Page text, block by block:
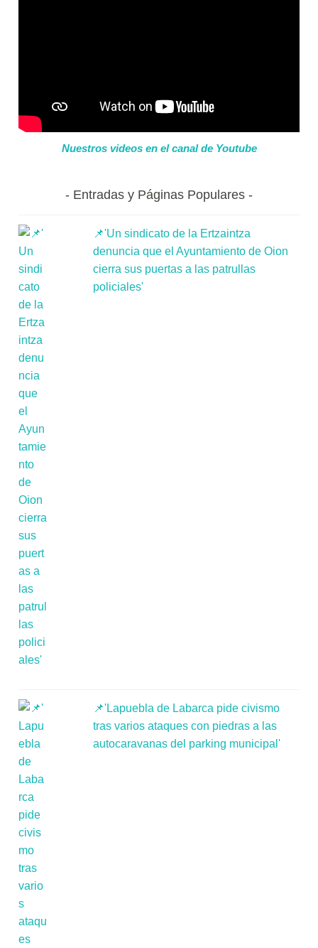
Nuestros videos en el canal de Youtube
Entradas y Páginas Populares
📌'Un sindicato de la Ertzaintza
denuncia que el Ayuntamiento de Oion
cierra sus puertas a las patrullas
policiales'
📌'Lapuebla de Labarca pide civismo
tras varios ataques con piedras a las
autocaravanas del parking municipal'